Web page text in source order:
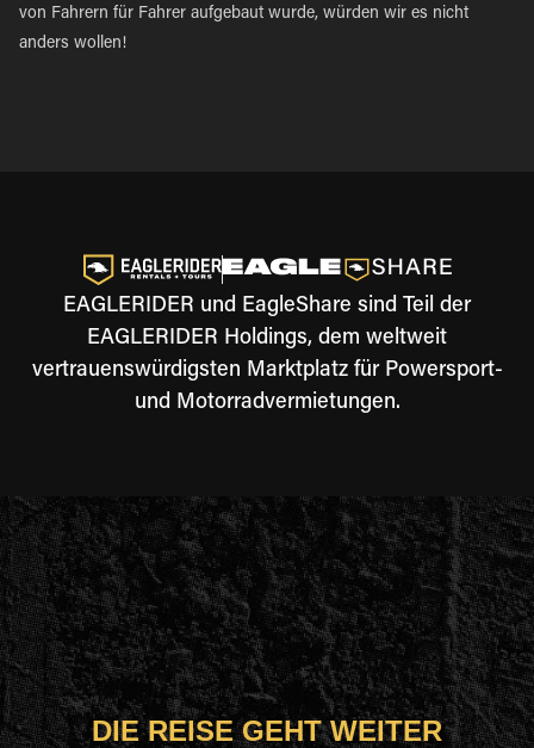
von Fahrern für Fahrer aufgebaut wurde, würden wir es nicht
anders wollen!
EAGLERIDER und EagleShare sind Teil der
EAGLERIDER Holdings, dem weltweit
vertrauenswürdigsten Marktplatz für Powersport-
und Motorradvermietungen.
DIE REISE GEHT WEITER